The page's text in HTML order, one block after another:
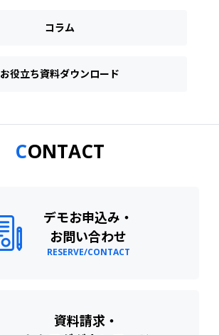
コラム
お役立ち資料ダウンロード
CONTACT
デモお申込み・
お問い合わせ
RESERVE/CONTACT
資料請求・